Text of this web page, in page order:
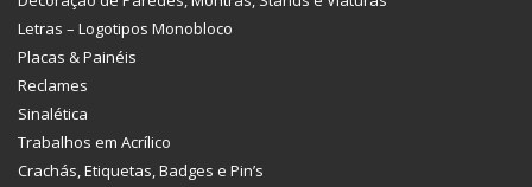
Letras – Logotipos Monobloco
Placas & Painéis
Reclames
Sinalética
Trabalhos em Acrílico
Crachás, Etiquetas, Badges e Pin’s